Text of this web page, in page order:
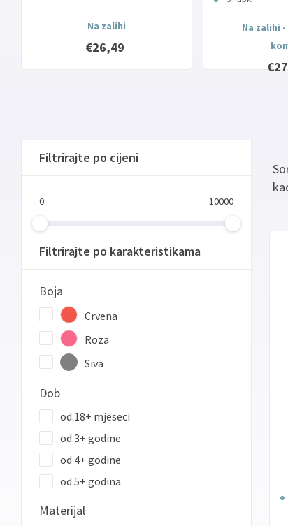
Na zalihi
€26,49
Na zalihi
Filtrirajte po cijeni
0 10000
Filtrirajte po karakteristikama
Boja
Crvena
Roza
Siva
Dob
od 18+ mjeseci
od 3+ godine
od 4+ godine
od 5+ godina
Materijal